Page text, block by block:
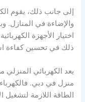
إلى جانب ذلك، يقوم
والإضاءة في المنازل.
اختيار الأجهزة
ذلك في تحسين كفاءة
يعد الكهربائي المنزلي
منزل في دبي.
الطاقة اللازمة لتشغيل